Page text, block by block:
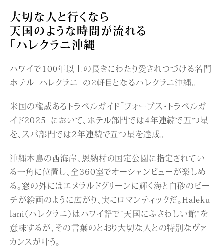
大切な人と行くなら
天国のような時間が流れる
「ハレクラニ沖縄」
ハワイで100年以上の長きにわたり愛されつづける名門
ホテル「ハレクラニ」の2軒目となるハレクラニ沖縄。
米国の権威あるトラベルガイド「フォーブス・トラベルガ
イド2025」において、ホテル部門では4年連続で五つ星
を、スパ部門では2年連続で五つ星を達成。
沖縄本島の西海岸、恩納村の国定公園に指定されてい
る一角に位置し、全360室でオーシャンビューが楽しめ
る。窓の外にはエメラルドグリーンに輝く海と白砂のビー
チが絵画のように広がり、実にロマンティックだ。Haleku
lani（ハレクラニ）はハワイ語で“天国にふさわしい館”を
意味するが、その言葉のとおり大切な人との特別なヴァ
カンスが叶う。